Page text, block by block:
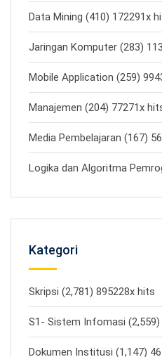
Data Mining (410) 172291x
Jaringan Komputer (283)
Mobile Application (259)
Manajemen (204) 77271x
Media Pembelajaran (167)
Logika dan Algoritma
Kategori
Skripsi (2,781) 895228x hits
S1- Sistem Infomasi (2,559)
Dokumen Institusi (1,147)